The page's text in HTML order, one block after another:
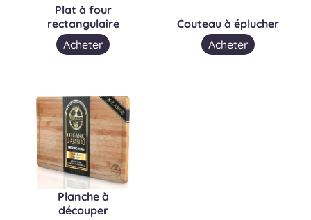
Plat à four
rectangulaire
Acheter
Couteau à éplucher
Acheter
Planche à
découper